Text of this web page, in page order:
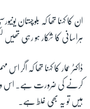
ان کا کہنا تھا کہ بلوچستان
ہراسانی کا شکار ہو رہی
ڈاکٹر عمار کا کہنا تھا کہ اگر
کرنے کی ضرورت ہے۔ اس
ہیں تو یہ بھی غلط ہے۔